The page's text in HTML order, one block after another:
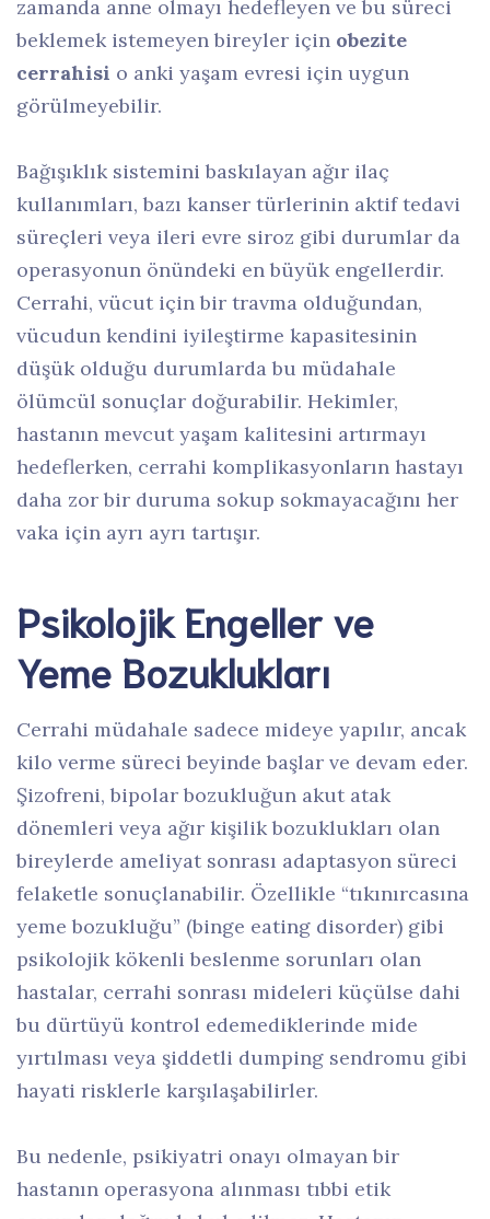
zamanda anne olmayı hedefleyen ve bu süreci
beklemek istemeyen bireyler için obezite
cerrahisi o anki yaşam evresi için uygun
görülmeyebilir.
Bağışıklık sistemini baskılayan ağır ilaç
kullanımları, bazı kanser türlerinin aktif tedavi
süreçleri veya ileri evre siroz gibi durumlar da
operasyonun önündeki en büyük engellerdir.
Cerrahi, vücut için bir travma olduğundan,
vücudun kendini iyileştirme kapasitesinin
düşük olduğu durumlarda bu müdahale
ölümcül sonuçlar doğurabilir. Hekimler,
hastanın mevcut yaşam kalitesini artırmayı
hedeflerken, cerrahi komplikasyonların hastayı
daha zor bir duruma sokup sokmayacağını her
vaka için ayrı ayrı tartışır.
Psikolojik Engeller ve
Yeme Bozuklukları
Cerrahi müdahale sadece mideye yapılır, ancak
kilo verme süreci beyinde başlar ve devam eder.
Şizofreni, bipolar bozukluğun akut atak
dönemleri veya ağır kişilik bozuklukları olan
bireylerde ameliyat sonrası adaptasyon süreci
felaketle sonuçlanabilir. Özellikle “tıkınırcasına
yeme bozukluğu” (binge eating disorder) gibi
psikolojik kökenli beslenme sorunları olan
hastalar, cerrahi sonrası mideleri küçülse dahi
bu dürtüyü kontrol edemediklerinde mide
yırtılması veya şiddetli dumping sendromu gibi
hayati risklerle karşılaşabilirler.
Bu nedenle, psikiyatri onayı olmayan bir
hastanın operasyona alınması tıbbi etik